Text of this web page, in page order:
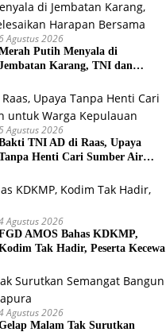
6 Agustus 2026
Putih Menyala di
Karang, TNI dan
Bersama
Agustus 2026
TNI AD di Raas, Upaya
Henti Cari Sumber Air
Agustus 2026
AMOS Bahas KDKMP,
Tak Hadir, Peserta Kecewa
Agustus 2026
Malam Tak Surutkan